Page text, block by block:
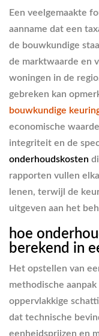
Een veelgemaakte
aanname dat een
de bouwkundige
de marktwaarde en
woningen in de
gebreken kan
bouwkundige
economische
integriteit en de
onderhoudskosten
rapporten vullen
lenen, terwijl de
uitgeven aan het
hoe
berekend in
Het opstellen van
methodische
oppervlakkige
dat technische
eenheidsprijzen en